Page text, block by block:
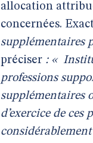
allocation
concernées.
supplémentaires
préciser : «
professions
supplémentaires
d’exercice de